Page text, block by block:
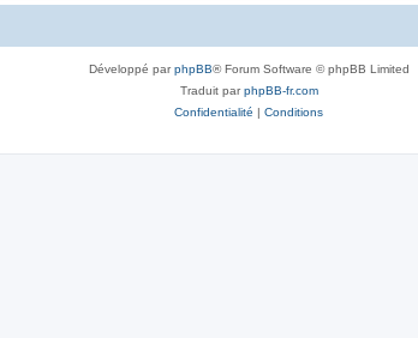
Développé parphpBB® Forum Software © phpBB Limited
Traduit parphpBB-fr.com
Confidentialité | Conditions